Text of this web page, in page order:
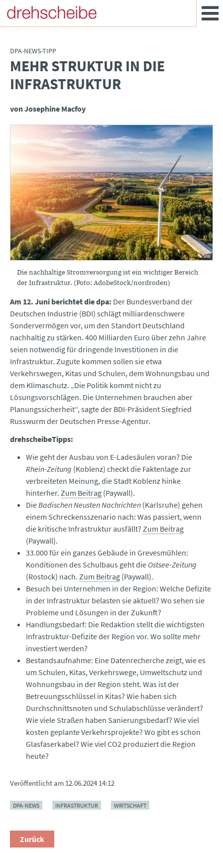
DPA-NEWS-TIPP
:MEHR STRUKTUR IN DIE
INFRASTRUKTUR
von Josephine Macfoy
Die nachhaltige Stromversorgung ist ein wichtiger Bereich
der Infrastruktur. (Foto: AdobeStock/nordroden)
Am 12. Juni berichtet die dpa: Der Bundesverband der
Deutschen Industrie (BDI) schlägt milliardenschwere
Sondervermögen vor, um den Standort Deutschland
nachhaltig zu stärken. 400 Milliarden Euro über zehn Jahre
seien notwendig für dringende Investitionen in die
Infrastruktur. Zugute kommen sollen sie etwa
Verkehrswegen, Kitas und Schulen, dem Wohnungsbau und
dem Klimaschutz. „Die Politik kommt nicht zu
Lösungsvorschlägen. Die Unternehmen brauchen aber
Planungssicherheit“, sagte der BDI-Präsident Siegfried
Russwurm der Deutschen Presse-Agentur.
drehscheibeTipps:
Wie geht der Ausbau von E-Ladesäulen voran? Die
Rhein-Zeitung (Koblenz) checkt die Faktenlage zur
verbreiteten Meinung, die Stadt Koblenz hinke
hinterher. Zum Beitrag (Paywall).
DieBadischen Neusten Nachrichten (Karlsruhe) gehen
einem Schreckensszenario nach: Was passiert, wenn
die kritische Infrastruktur ausfällt? Zum Beitrag
(Paywall).
33.000 für ein ganzes Gebäude in Grevesmühlen:
Konditionen des Schulbaus geht die Ostsee-Zeitung
(Rostock) nach. Zum Beitrag (Paywall).
Besuch bei Unternehmen in der Region: Welche Defizite
in der Infrastruktur belasten sie aktuell? Wo sehen sie
Probleme und Lösungen in der Zukunft?
Handlungsbedarf: Die Redaktion stellt die wichtigsten
Infrastruktur-Defizite der Region vor. Wo sollte mehr
investiert werden?
Bestandsaufnahme: Eine Datenrecherche zeigt, wie es
um Schulen, Kitas, Verkehrswege, Umweltschutz und
Wohnungsbau in der Region steht. Was ist der
Betreuungsschlüssel in Kitas? Wie haben sich
Durchschnittsnoten und Schulabschlüsse verändert?
Wie viele Straßen haben Sanierungsbedarf? Wie viel
kosten geplante Verkehrsprojekte? Wo gibt es schon
Glasfaserkabel? Wie viel CO2 produziert die Region
heute?
Veröffentlicht am 12.06.2024 14:12
DPA-NEWS INFRASTRUKTUR WIRTSCHAFT
Zurück